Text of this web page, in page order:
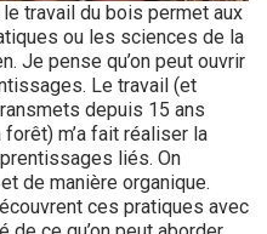
travail du bois permet aux
ou les sciences de la
Je pense qu’on peut ouvrir
Le travail (et
depuis 15 ans
m’a fait réaliser la
liés. On
de manière organique.
ces pratiques avec